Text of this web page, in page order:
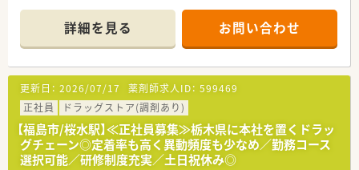
■薬剤師の募集にあたって、自宅通勤のエリア社員と転居を伴う
異動があるナショナル社員の2コースに分かれています。
■勤務薬剤師だけでなく、薬局長や管理職、幹部候補としてのキ
ャリアビジョンも描ける環境です。
■調剤併設店舗でのご勤務の場合、薬剤師は調剤投薬業務が中心
となります。
■「地域の人々の健康を支えたい」という思いを大事にされてい
る方、ぜひご応募ください。
詳細を見る お問い合わせ
更新日： 2026/07/17 薬剤師求人ID： 599469
正社員
ドラッグストア(調剤あり)
【福島市/桜水駅】≪正社員募集≫栃木県に本社を置くドラッ
グチェーン◎定着率も高く異動頻度も少なめ／勤務コース
選択可能／研修制度充実／土日祝休み◎